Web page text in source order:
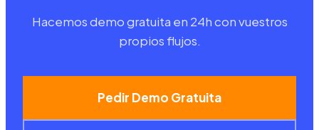
Hacemos demo gratuita en 24h con vuestros
propios flujos.
Pedir Demo Gratuita